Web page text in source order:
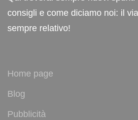
consigli e come diciamo noi: il
sempre relativo!
Home page
Blog
Pubblicità